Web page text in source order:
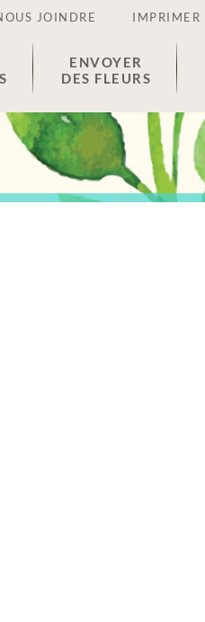
JOINDRE IMPRIMER
ENVOYER
DES FLEURS